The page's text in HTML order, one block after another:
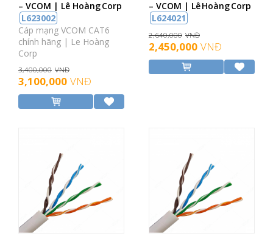
– VCOM | Lê Hoàng Corp
L623002
Cáp mạng VCOM CAT6
chính hãng | Le Hoàng
Corp
3,400,000 VNĐ
3,100,000 VNĐ
– VCOM | Lê Hoàng Corp
L624021
2,640,000 VNĐ
2,450,000 VNĐ